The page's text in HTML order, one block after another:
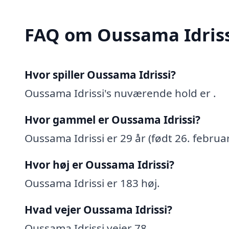
FAQ om Oussama
Hvor spiller Oussama Idrissi?
Oussama Idrissi's nuværende hold er .
Hvor gammel er Oussama Idrissi?
Oussama Idrissi er 29 år (født 26.
Hvor høj er Oussama Idrissi?
Oussama Idrissi er 183 høj.
Hvad vejer Oussama Idrissi?